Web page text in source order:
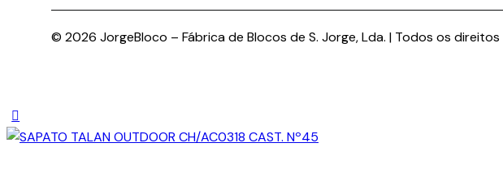
© 2026 JorgeBloco – Fábrica de Blocos de S. Jorge, Lda. | Todos os